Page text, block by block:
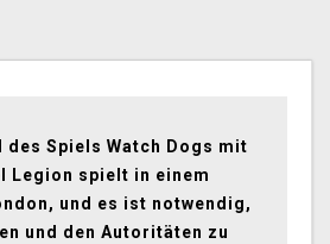
des Spiels Watch Dogs mit
Legion spielt in einem
und es ist notwendig,
und den Autoritäten zu